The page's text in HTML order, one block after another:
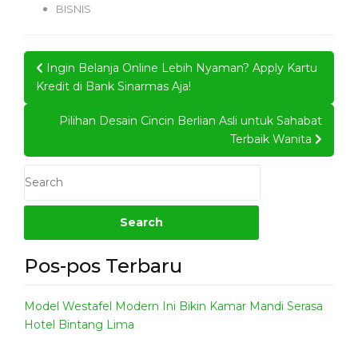
BISNIS
Post
navigation
Ingin Belanja Online Lebih Nyaman? Apply Kartu
Kredit di Bank Sinarmas Aja!
Pilihan Desain Cincin Berlian Asli untuk Sahabat
Terbaik Wanita
Pos-pos Terbaru
Model Westafel Modern Ini Bikin Kamar Mandi Serasa
Hotel Bintang Lima